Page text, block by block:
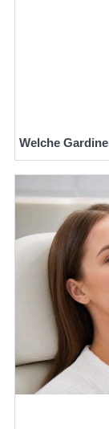
Welche